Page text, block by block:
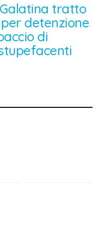
tratto
detenzione
di